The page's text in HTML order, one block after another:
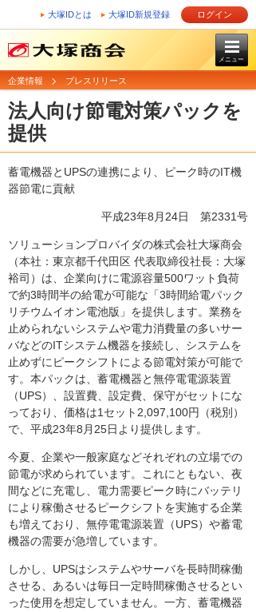
大塚IDとは 大塚ID新規登録 ログイン
メニュー
企業情報 プレスリリース
法人向け節電対策パックを
提供
蓄電機器とUPSの連携により、ピーク時のIT機
器節電に貢献
平成23年8月24日 第2331号
ソリューションプロバイダの株式会社大塚商会
（本社：東京都千代田区 代表取締役社長：大塚
裕司）は、企業向けに電源容量500ワット負荷
で約3時間半の給電が可能な「3時間給電パック
リチウムイオン電池版」を提供します。業務を
止められないシステムや電力消費量の多いサー
バなどのITシステム機器を接続し、システムを
止めずにピークシフトによる節電対策が可能で
す。本パックは、蓄電機器と無停電電源装置
（UPS）、設置費、設定費、保守がセットにな
っており、価格は1セット2,097,100円（税別）
で、平成23年8月25日より提供します。
今夏、企業や一般家庭などそれぞれの立場での
節電が求められています。これにともない、夜
間などに充電し、電力需要ピーク時にバッテリ
により稼働させるピークシフトを実施する企業
も増えており、無停電電源装置（UPS）や蓄電
機器の需要が急増しています。
しかし、UPSはシステムやサーバを長時間稼働
させる、あるいは毎日一定時間稼働させるとい
った使用を想定していません。一方、蓄電機器